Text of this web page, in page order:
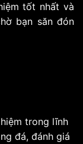
tốt nhất và
bạn săn đón
trong lĩnh
đá, đánh giá